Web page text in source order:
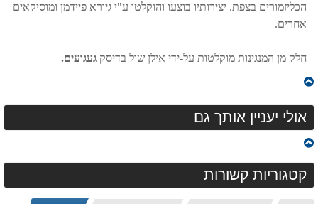
הכליזמורים בצפת. יצירותיו בוצעו והוקלטו ע"י גיורא פיידמן ומוסיקאים
אחרים.
חלק מן המנגינות מוקלטות על-ידי אילן שול בדיסק געגועים.
אולי יעניין אותך גם
קטגוריות קשורות